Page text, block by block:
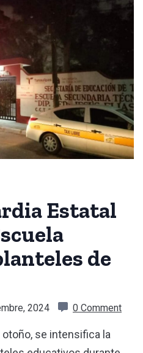
Estatal
de
2024 0 Comment
se intensifica la